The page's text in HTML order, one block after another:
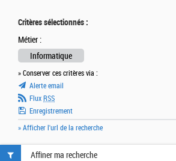
Critères sélectionnés :
Métier :
Informatique
» Conserver ces critères via :
Alerte email
Flux RSS
Enregistrement
» Afficher l'url de la recherche
Affiner ma recherche